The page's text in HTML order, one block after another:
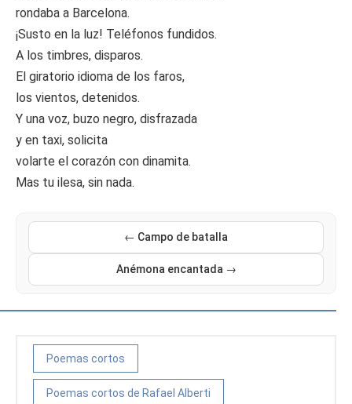
rondaba a Barcelona.
¡Susto en la luz! Teléfonos fundidos.
A los timbres, disparos.
El giratorio idioma de los faros,
los vientos, detenidos.
Y una voz, buzo negro, disfrazada
y en taxi, solicita
volarte el corazón con dinamita.
Mas tu ilesa, sin nada.
← Campo de batalla
Anémona encantada →
Poemas cortos
Poemas cortos de Rafael Alberti